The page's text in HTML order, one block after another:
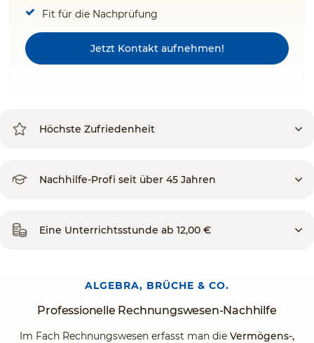
Fit für die Nachprüfung
Jetzt Kontakt aufnehmen!
Höchste Zufriedenheit
Nachhilfe-Profi seit über 45 Jahren
Eine Unterrichtsstunde ab 12,00 €
ALGEBRA, BRÜCHE & CO.
Professionelle Rechnungswesen-Nachhilfe
Im Fach Rechnungswesen erfasst man die Vermögens-,